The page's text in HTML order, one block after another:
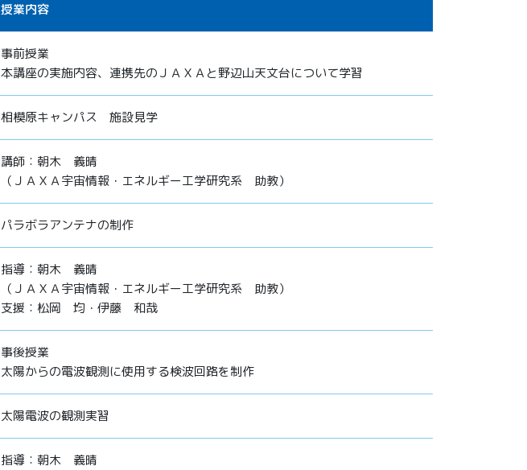
授業内容
事前授業
本講座の実施内容、連携先のＪＡＸＡと野辺山天文台について学習
相模原キャンパス 施設見学
講師：朝木 義晴
（ＪＡＸＡ宇宙情報・エネルギー工学研究系 助教）
パラボラアンテナの制作
指導：朝木 義晴
（ＪＡＸＡ宇宙情報・エネルギー工学研究系 助教）
支援：松岡 均・伊藤 和哉
事後授業
太陽からの電波観測に使用する検波回路を制作
太陽電波の観測実習
指導：朝木 義晴